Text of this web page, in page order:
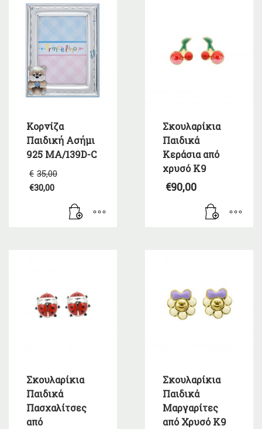
Κορνίζα
Παιδική Ασήμι
925 MA/139D-C
€ 35,00
€35,00.
€30,00
τρέχουσα
Σκουλαρίκια
Παιδικά
Κεράσια από
χρυσό Κ9
€90,00
Σκουλαρίκια
Παιδικά
Πασχαλίτσες
από
Σκουλαρίκια
Παιδικά
Μαργαρίτες
από Χρυσό Κ9